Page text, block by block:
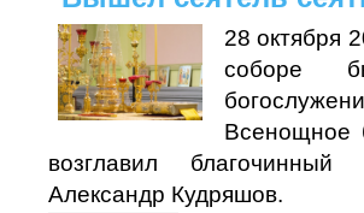
28 октября
соборе
Всенощное
возглавил
Александр Кудряшов.